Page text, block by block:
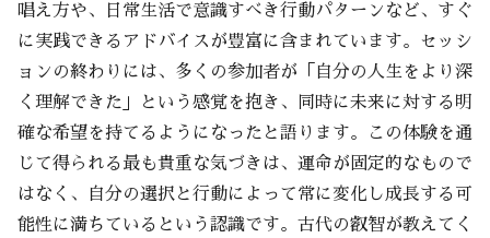
唱え方や、日常生活で意識すべき行動パターンなど、すぐ
に実践できるアドバイスが豊富に含まれています。セッシ
ョンの終わりには、多くの参加者が「自分の人生をより深
く理解できた」という感覚を抱き、同時に未来に対する明
確な希望を持てるようになったと語ります。この体験を通
じて得られる最も貴重な気づきは、運命が固定的なもので
はなく、自分の選択と行動によって常に変化し成長する可
能性に満ちているという認識です。古代の叡智が教えてく